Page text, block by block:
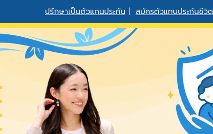
ปรึกษาเป็นตัวแทนประกัน | สมัครตัวแทนประกันชีวิต